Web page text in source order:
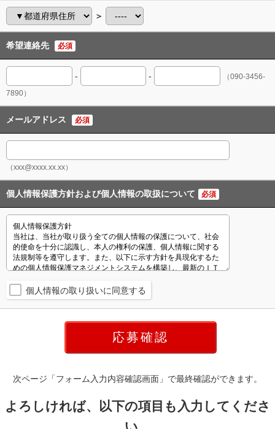
＞
希望連絡先 必須
- -
（090-3456-
7890）
メールアドレス 必須
（xxx@xxxx.xx.xx）
個人情報保護方針および個人情報の取扱について 必須
個人情報の取り扱いに同意する
次ページ「フォーム入力内容確認画面」で最終確認ができます。
よろしければ、以下の項目も入力してくださ